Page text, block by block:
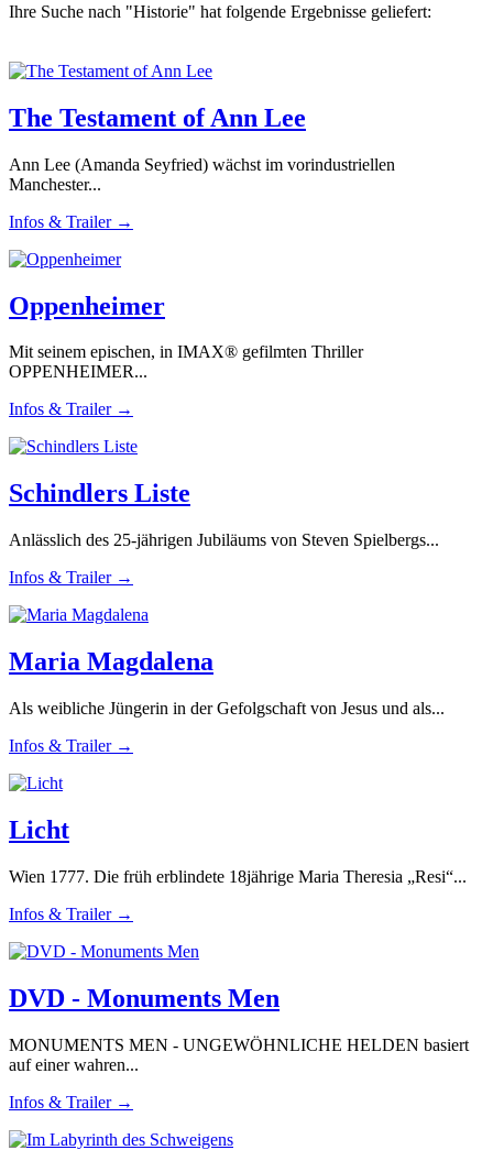
Ihre Suche nach "Historie" hat folgende Ergebnisse geliefert:
The Testament of Ann Lee
Ann Lee (Amanda Seyfried) wächst im vorindustriellen
Manchester...
Infos & Trailer →
Oppenheimer
Mit seinem epischen, in IMAX® gefilmten Thriller
OPPENHEIMER...
Infos & Trailer →
Schindlers Liste
Anlässlich des 25-jährigen Jubiläums von Steven Spielbergs...
Infos & Trailer →
Maria Magdalena
Als weibliche Jüngerin in der Gefolgschaft von Jesus und als...
Infos & Trailer →
Licht
Wien 1777. Die früh erblindete 18jährige Maria Theresia „Resi“...
Infos & Trailer →
DVD - Monuments Men
MONUMENTS MEN - UNGEWÖHNLICHE HELDEN basiert
auf einer wahren...
Infos & Trailer →